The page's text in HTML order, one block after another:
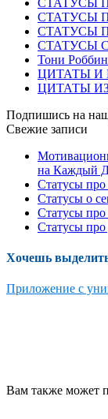
СТАТУСЫ
СТАТУСЫ
СТАТУСЫ
Тони
ЦИТАТЫ И
ЦИТАТЫ
Подпишись на
Свежие записи
на Каждый
Статусы
Статусы о
Статусы
Статусы
Хочешь
Приложение с
Вам также может